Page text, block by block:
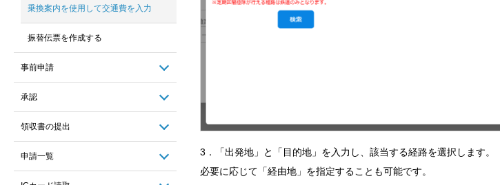
乗換案内を使用して交通費を入力
振替伝票を作成する
事前申請
承認
領収書の提出
申請一覧
3．「出発地」と「目的地」を入力し、該当する経路を選択します。
必要に応じて「経由地」を指定することも可能です。